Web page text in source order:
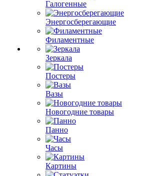
Галогенные
Энергосберегающие
Филаментные
Зеркала
Постеры
Вазы
Новогодние товары
Панно
Часы
Картины